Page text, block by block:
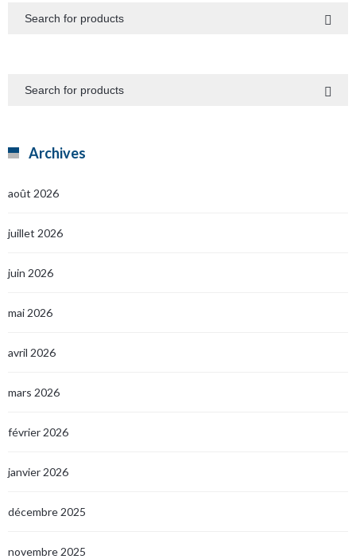
Archives
août 2026
juillet 2026
juin 2026
mai 2026
avril 2026
mars 2026
février 2026
janvier 2026
décembre 2025
novembre 2025